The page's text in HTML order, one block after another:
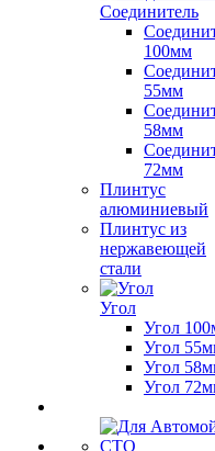
Соединитель
100мм
55мм
58мм
72мм
Плинтус
алюминиевый
Плинтус из
нержавеющей
стали
Угол
Угол
Угол
Угол
Угол